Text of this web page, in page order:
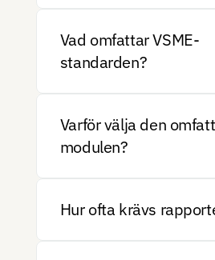
Vad omfattar VSME-
standarden?
Varför välja den
modulen?
Hur ofta krävs